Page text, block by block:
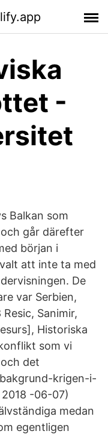
-
Balkan som
går därefter
början i
att inte ta med
De
var Serbien,
Sanimir,
Historiska
som vi
det
krigen-i-
-06-07)
medan
egentligen